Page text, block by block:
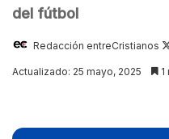
del fútbol
Redacción entreCristianos
Actualizado: 25 mayo, 2025